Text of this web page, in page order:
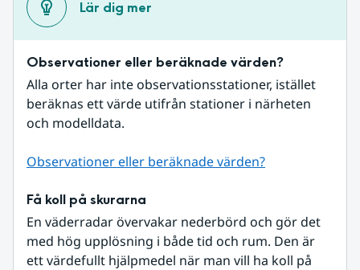
Lär dig mer
Observationer eller beräknade värden?
Alla orter har inte observationsstationer, istället
beräknas ett värde utifrån stationer i närheten
och modelldata.
Observationer eller beräknade värden?
Få koll på skurarna
En väderradar övervakar nederbörd och gör det
med hög upplösning i både tid och rum. Den är
ett värdefullt hjälpmedel när man vill ha koll på